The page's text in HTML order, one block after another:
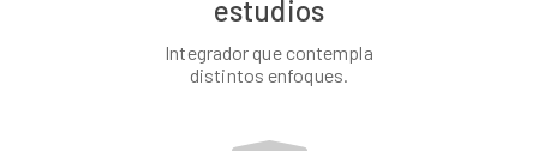
estudios
Integrador que contempla
distintos enfoques.